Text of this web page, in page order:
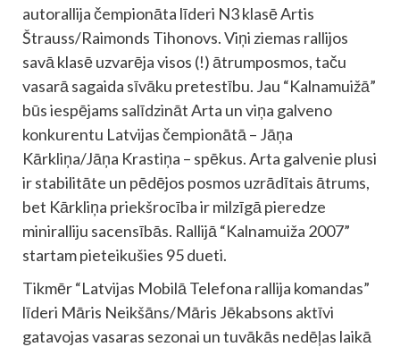
autorallija čempionāta līderi N3 klasē Artis
Štrauss/Raimonds Tihonovs. Viņi ziemas rallijos
savā klasē uzvarēja visos (!) ātrumposmos, taču
vasarā sagaida sīvāku pretestību. Jau “Kalnamuižā”
būs iespējams salīdzināt Arta un viņa galveno
konkurentu Latvijas čempionātā – Jāņa
Kārkliņa/Jāņa Krastiņa – spēkus. Arta galvenie plusi
ir stabilitāte un pēdējos posmos uzrādītais ātrums,
bet Kārkliņa priekšrocība ir milzīgā pieredze
miniralliju sacensībās. Rallijā “Kalnamuiža 2007”
startam pieteikušies 95 dueti.
Tikmēr “Latvijas Mobilā Telefona rallija komandas”
līderi Māris Neikšāns/Māris Jēkabsons aktīvi
gatavojas vasaras sezonai un tuvākās nedēļas laikā